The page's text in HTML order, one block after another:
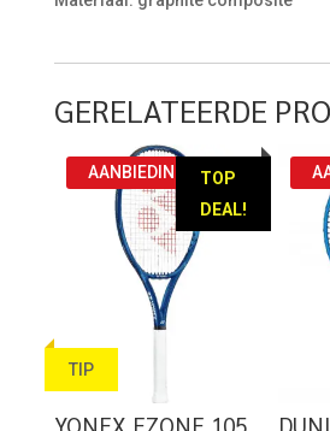
GERELATEERDE
TOP
DEAL!
TIP
AANBIEDING!
YONEX EZONE 105